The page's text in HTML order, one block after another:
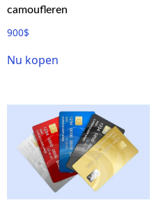
camoufleren
900$
Nu kopen